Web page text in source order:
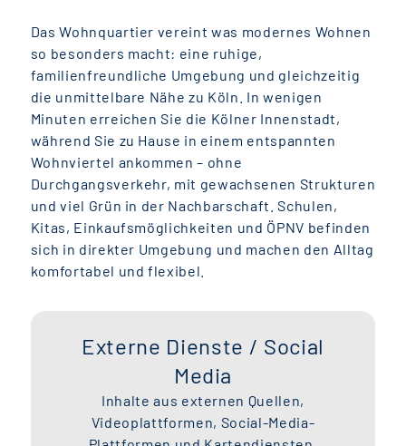
Das Wohnquartier vereint was modernes Wohnen
so besonders macht: eine ruhige,
familienfreundliche Umgebung und gleichzeitig
die unmittelbare Nähe zu Köln. In wenigen
Minuten erreichen Sie die Kölner Innenstadt,
während Sie zu Hause in einem entspannten
Wohnviertel ankommen – ohne
Durchgangsverkehr, mit gewachsenen Strukturen
und viel Grün in der Nachbarschaft. Schulen,
Kitas, Einkaufsmöglichkeiten und ÖPNV befinden
sich in direkter Umgebung und machen den Alltag
komfortabel und flexibel.
Externe Dienste / Social
Media
Inhalte aus externen Quellen,
Videoplattformen, Social-Media-